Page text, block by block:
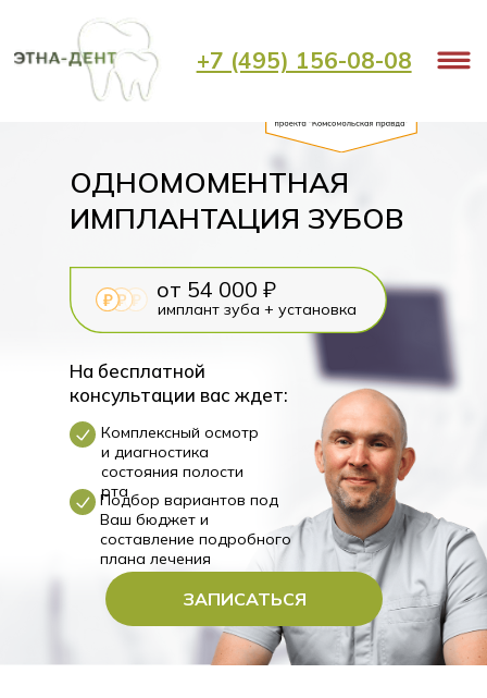
+7 (495) 156-08-08
Одномоментная имплантация зубов
ОДНОМОМЕНТНАЯ
ИМПЛАНТАЦИЯ ЗУБОВ
Подбор вариантов под
Ваш бюджет и
составление подробного
плана лечения
На бесплатной
консультации вас ждет:
Комплексный осмотр
и диагностика
состояния полости
рта
ЗАПИСАТЬСЯ
от 54 000 ₽
имплант зуба + установка